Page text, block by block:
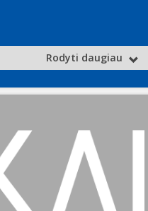
Rodyti daugiau